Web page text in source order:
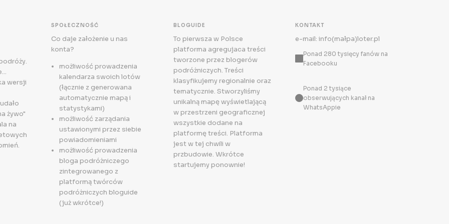
wersji
żywo"
na
SPOŁECZNOŚĆ
Co daje założenie u nas
konta?
możliwość prowadzenia
kalendarza swoich lotów
(łącznie z generowana
automatycznie mapą i
statystykami)
możliwość zarządania
ustawionymi przez siebie
powiadomieniami
możliwość prowadzenia
bloga podróżniczego
zintegrowanego z
platformą twórców
podróżniczych bloguide
(już wkrótce!)
BLOGUIDE
To pierwsza w Polsce
platforma agregujaca treści
tworzone przez blogerów
podróżniczych. Treści
klasyfikujemy regionalnie oraz
tematycznie. Stworzyliśmy
unikalną mapę wyświetlającą
w przestrzeni geograficznej
wszystkie dodane na
platformę treści. Platforma
jest w tej chwili w
przbudowie. Wkrótce
startujemy ponownie!
KONTAKT
e-mail: info(małpa)loter.pl
Ponad 280 tysięcy fanów na
Facebooku
Ponad 2 tysiące
obserwujących kanał na
WhatsAppie